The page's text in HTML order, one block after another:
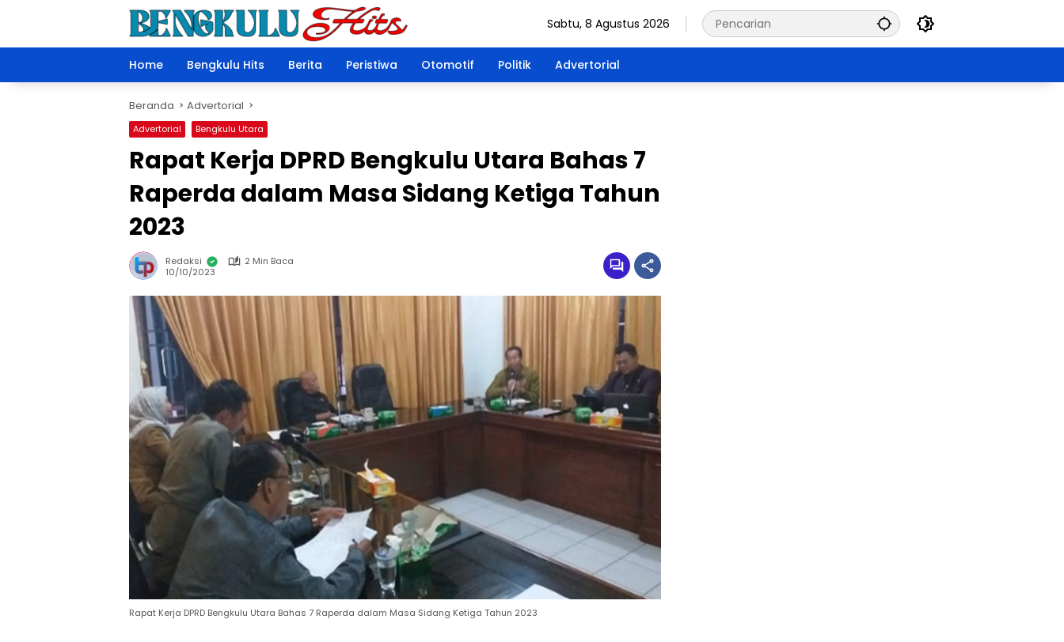
Sabtu, 8 Agustus 2026
Home Bengkulu Hits Berita Peristiwa Otomotif Politik Advertorial
Beranda Advertorial
Advertorial Bengkulu Utara
Rapat Kerja DPRD Bengkulu Utara Bahas 7
Raperda dalam Masa Sidang Ketiga Tahun
2023
Redaksi
2 Min Baca
10/10/2023
Rapat Kerja DPRD Bengkulu Utara Bahas 7 Raperda dalam Masa Sidang Ketiga Tahun 2023